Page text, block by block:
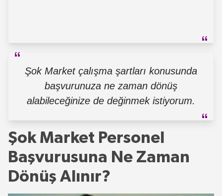
Şok Market çalışma şartları konusunda
başvurunuza ne zaman dönüş
alabileceğinize de değinmek istiyorum.
Şok Market Personel
Başvurusuna Ne Zaman
Dönüş Alınır?